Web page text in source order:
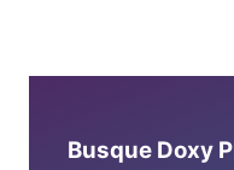
Busque Doxy